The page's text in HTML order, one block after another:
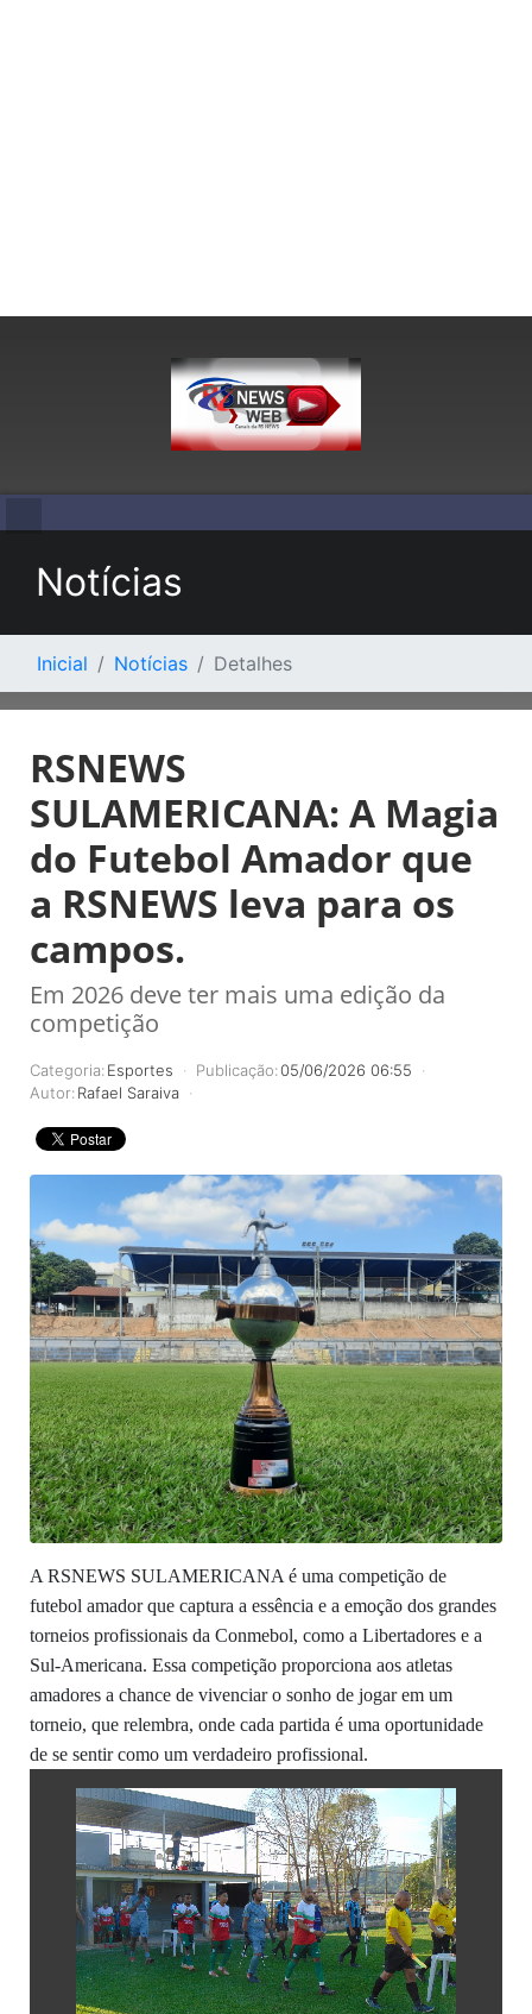
Notícias
Inicial Notícias Detalhes
RSNEWS
SULAMERICANA: A Magia
do Futebol Amador que
a RSNEWS leva para os
campos.
Em 2026 deve ter mais uma edição da
competição
Categoria: Esportes Publicação:05/06/2026 06:55
Autor: Rafael Saraiva
A RSNEWS SULAMERICANA é uma competição de
futebol amador que captura a essência e a emoção dos grandes
torneios profissionais da Conmebol, como a Libertadores e a
Sul-Americana. Essa competição proporciona aos atletas
amadores a chance de vivenciar o sonho de jogar em um
torneio, que relembra, onde cada partida é uma oportunidade
de se sentir como um verdadeiro profissional.